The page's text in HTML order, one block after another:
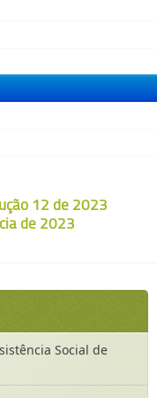
12 de 2023
de 2023
Social de